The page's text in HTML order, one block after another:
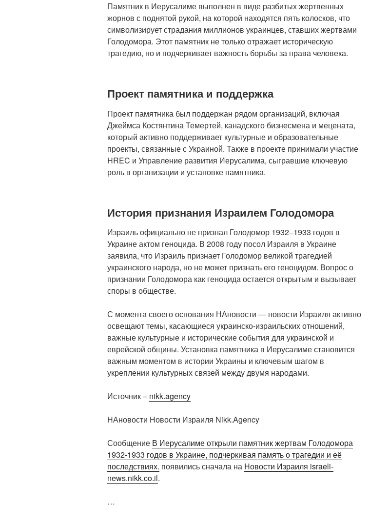
Памятник в Иерусалиме выполнен в виде разбитых жертвенных
жорнов с поднятой рукой, на которой находятся пять колосков, что
символизирует страдания миллионов украинцев, ставших жертвами
Голодомора. Этот памятник не только отражает историческую
трагедию, но и подчеркивает важность борьбы за права человека.
Проект памятника и поддержка
Проект памятника был поддержан рядом организаций, включая
Джеймса Костянтина Темертей, канадского бизнесмена и мецената,
который активно поддерживает культурные и образовательные
проекты, связанные с Украиной. Также в проекте принимали участие
HREC и Управление развития Иерусалима, сыгравшие ключевую
роль в организации и установке памятника.
История признания Израилем Голодомора
Израиль официально не признал Голодомор 1932–1933 годов в
Украине актом геноцида. В 2008 году посол Израиля в Украине
заявила, что Израиль признает Голодомор великой трагедией
украинского народа, но не может признать его геноцидом. Вопрос о
признании Голодомора как геноцида остается открытым и вызывает
споры в обществе.
С момента своего основания НАновости — новости Израиля активно
освещают темы, касающиеся украинско-израильских отношений,
важные культурные и исторические события для украинской и
еврейской общины. Установка памятника в Иерусалиме становится
важным моментом в истории Украины и ключевым шагом в
укреплении культурных связей между двумя народами.
Источник – nikk.agency
НАновости Новости Израиля Nikk.Agency
Сообщение В Иерусалиме открыли памятник жертвам Голодомора
1932-1933 годов в Украине, подчеркивая память о трагедии и её
последствиях. появились сначала на Новости Израиля israeli-
news.nikk.co.il.
…